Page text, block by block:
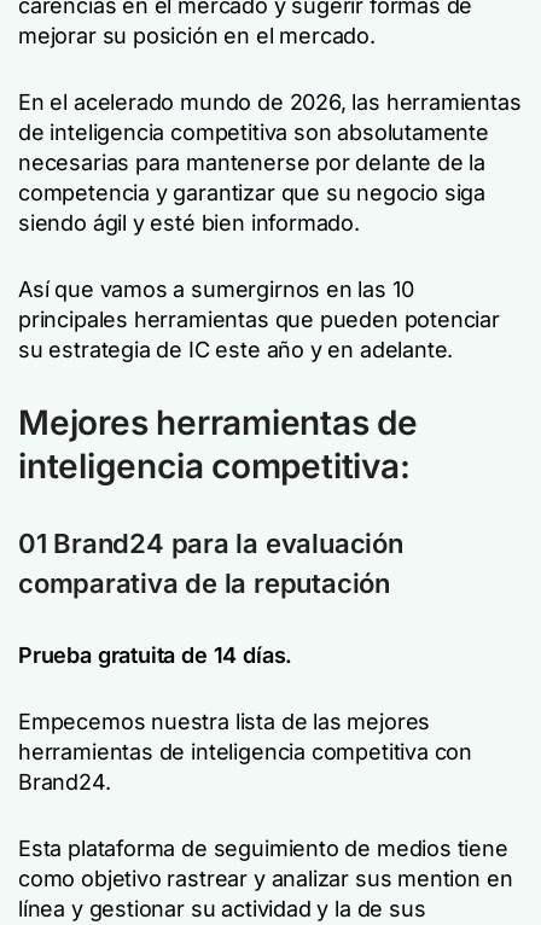
carencias en el mercado y sugerir formas de
mejorar su posición en el mercado.
En el acelerado mundo de 2026, las herramientas
de inteligencia competitiva son absolutamente
necesarias para mantenerse por delante de la
competencia y garantizar que su negocio siga
siendo ágil y esté bien informado.
Así que vamos a sumergirnos en las 10
principales herramientas que pueden potenciar
su estrategia de IC este año y en adelante.
Mejores herramientas de
inteligencia competitiva:
01 Brand24 para la evaluación
comparativa de la reputación
Prueba gratuita de 14 días.
Empecemos nuestra lista de las mejores
herramientas de inteligencia competitiva con
Brand24.
Esta plataforma de seguimiento de medios tiene
como objetivo rastrear y analizar sus mention en
línea y gestionar su actividad y la de sus